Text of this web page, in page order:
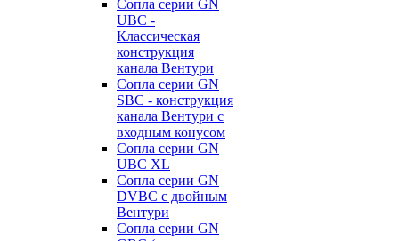
Сопла серии GN
UBC -
Классическая
конструкция
канала Вентури
Сопла серии GN
SBC - конструкция
канала Вентури c
входным конусом
Сопла серии GN
UBC XL
Сопла серии GN
DVBC с двойным
Вентури
Сопла серии GN